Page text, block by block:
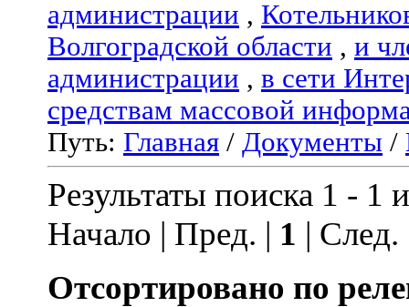
администрации ,
Волгоградской области , и
администрации , в сети
средствам массовой
Путь: Главная / Документы /
Результаты поиска 1 - 1
Начало | Пред. | 1 |
Отсортировано по